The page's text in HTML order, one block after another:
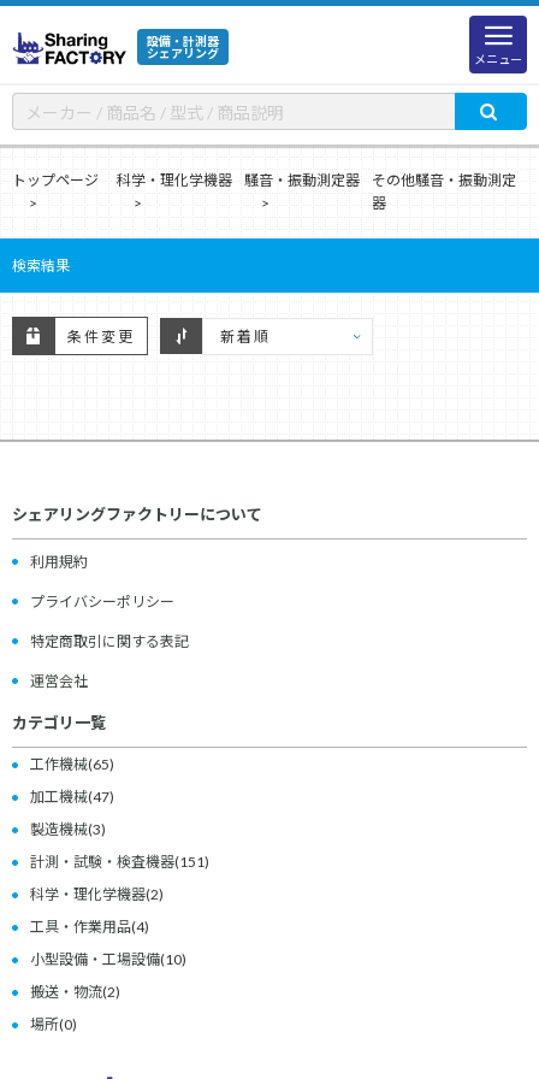
設備・計測器
シェアリング
メニュー
トップページ 科学・理化学機器 騒音・振動測定器
その他騒音・振動測定
器
検索結果
条件変更
シェアリングファクトリーについて
利用規約
プライバシーポリシー
特定商取引に関する表記
運営会社
カテゴリ一覧
工作機械(65)
加工機械(47)
製造機械(3)
計測・試験・検査機器(151)
科学・理化学機器(2)
工具・作業用品(4)
小型設備・工場設備(10)
搬送・物流(2)
場所(0)